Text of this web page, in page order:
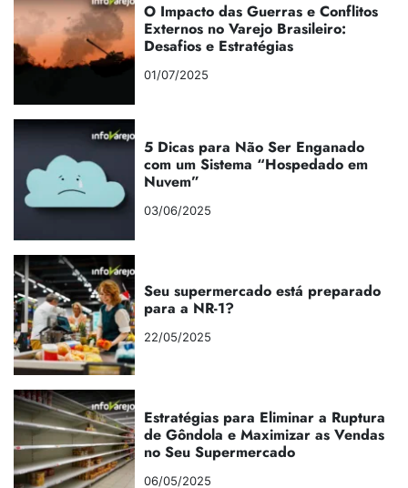
O Impacto das Guerras e Conflitos
Externos no Varejo Brasileiro:
Desafios e Estratégias
01/07/2025
5 Dicas para Não Ser Enganado
com um Sistema “Hospedado em
Nuvem”
03/06/2025
Seu supermercado está preparado
para a NR-1?
22/05/2025
Estratégias para Eliminar a Ruptura
de Gôndola e Maximizar as Vendas
no Seu Supermercado
06/05/2025